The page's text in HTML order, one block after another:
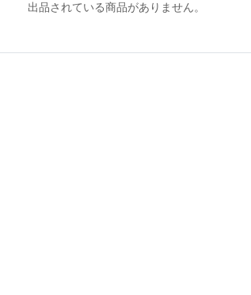
出品されている商品がありません。